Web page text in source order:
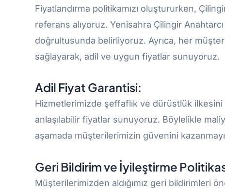
Fiyatlandırma politikamızı oluştururken,
referans alıyoruz. Yenisahra Çilingir
doğrultusunda belirliyoruz. Ayrıca, her
sağlayarak, adil ve uygun fiyatlar sunuyoruz.
Adil Fiyat Garantisi:
Hizmetlerimizde şeffaflık ve dürüstlük
anlaşılabilir fiyatlar sunuyoruz. Böylelikle
aşamada müşterilerimizin güvenini
Geri Bildirim ve İyileştirme
Müşterilerimizden aldığımız geri bildirimleri